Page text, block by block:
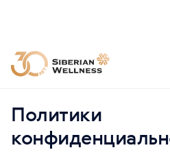
Политики